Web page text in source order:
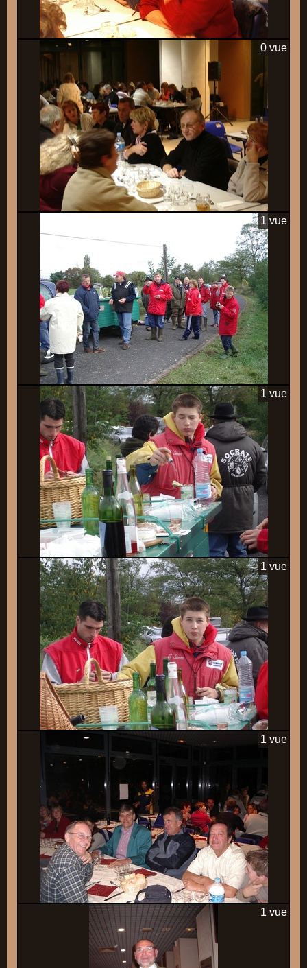
0 vue
1 vue
1 vue
1 vue
1 vue
1 vue